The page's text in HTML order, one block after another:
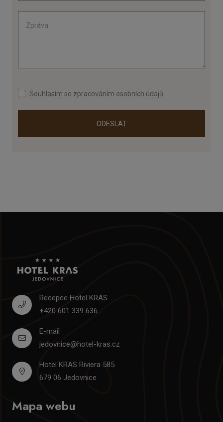
Souhlasím se zpracováním osobních údajů
ODESLAT
Recepce Hotel KRAS
+420 601 339 636
E-mail
jedovnice@hotel-kras.cz
Hotel KRAS Riviera 585
679 06 Jedovnice
Mapa webu